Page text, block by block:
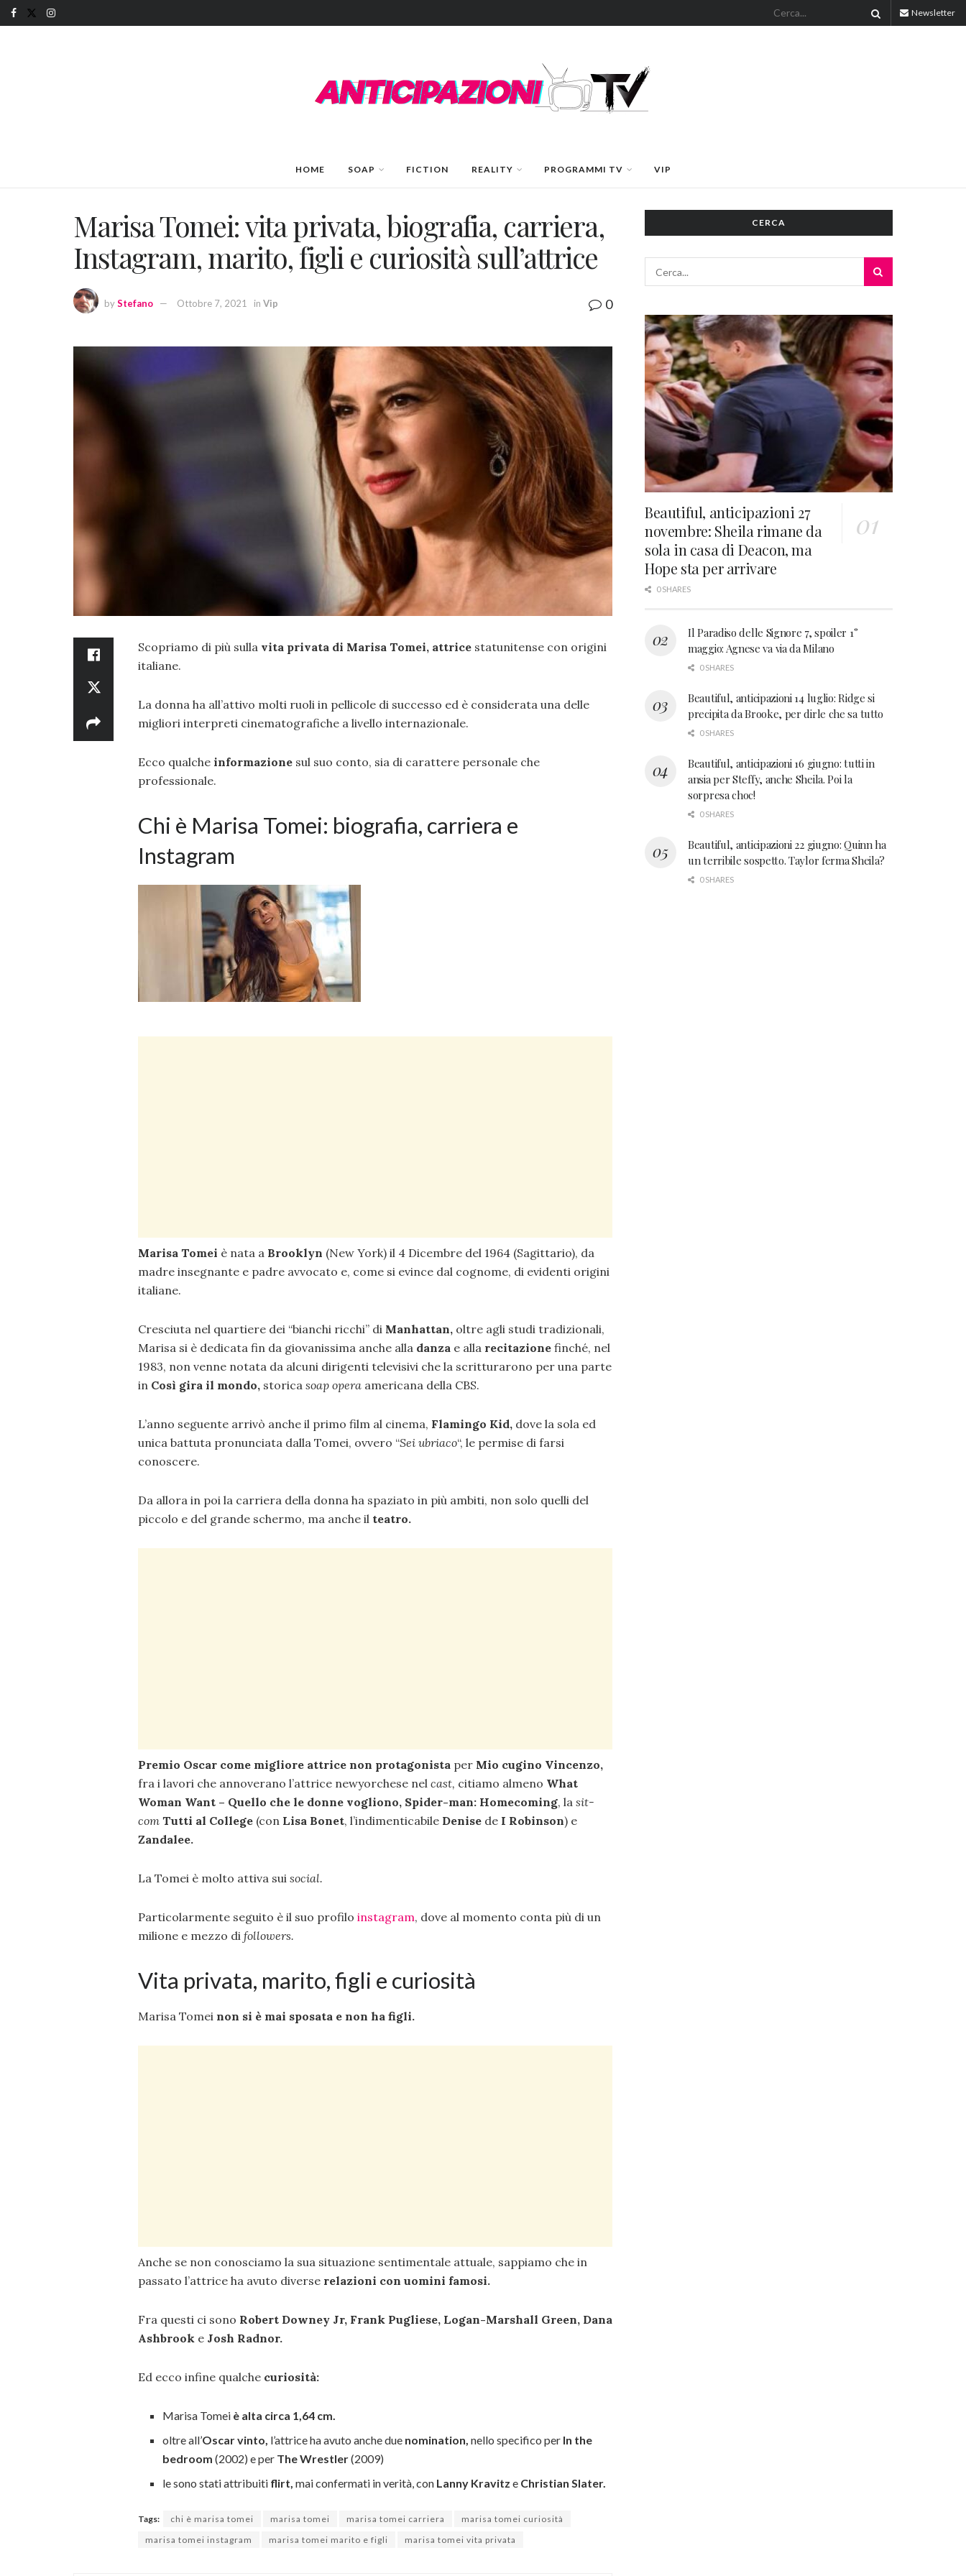
Newsletter
HOME SOAP FICTION REALITY PROGRAMMI TV VIP
Marisa Tomei: vita privata, biografia, carriera,
Instagram, marito, figli e curiosità sull’attrice
byStefano Ottobre 7, 2021 in Vip 0
Scopriamo di più sulla vita privata di Marisa Tomei, attrice statunitense con origini
italiane.
La donna ha all’attivo molti ruoli in pellicole di successo ed è considerata una delle
migliori interpreti cinematografiche a livello internazionale.
Ecco qualche informazione sul suo conto, sia di carattere personale che
professionale.
Chi è Marisa Tomei: biografia, carriera e
Instagram
Marisa Tomei è nata a Brooklyn (New York) il 4 Dicembre del 1964 (Sagittario), da
madre insegnante e padre avvocato e, come si evince dal cognome, di evidenti origini
italiane.
Cresciuta nel quartiere dei “bianchi ricchi” di Manhattan, oltre agli studi tradizionali,
Marisa si è dedicata fin da giovanissima anche alla danza e alla recitazione finché, nel
1983, non venne notata da alcuni dirigenti televisivi che la scritturarono per una parte
in Così gira il mondo, storica soap opera americana della CBS.
L’anno seguente arrivò anche il primo film al cinema, Flamingo Kid, dove la sola ed
unica battuta pronunciata dalla Tomei, ovvero “Sei ubriaco“, le permise di farsi
conoscere.
Da allora in poi la carriera della donna ha spaziato in più ambiti, non solo quelli del
piccolo e del grande schermo, ma anche il teatro.
Premio Oscar come migliore attrice non protagonista per Mio cugino Vincenzo,
fra i lavori che annoverano l’attrice newyorchese nel cast, citiamo almeno What
Woman Want – Quello che le donne vogliono, Spider-man: Homecoming, la sit-
com Tutti al College (con Lisa Bonet, l’indimenticabile Denise de I Robinson) e
Zandalee.
La Tomei è molto attiva sui social.
Particolarmente seguito è il suo profilo instagram, dove al momento conta più di un
milione e mezzo di followers.
Vita privata, marito, figli e curiosità
Marisa Tomei non si è mai sposata e non ha figli.
Anche se non conosciamo la sua situazione sentimentale attuale, sappiamo che in
passato l’attrice ha avuto diverse relazioni con uomini famosi.
Fra questi ci sono Robert Downey Jr, Frank Pugliese, Logan-Marshall Green, Dana
Ashbrook e Josh Radnor.
Ed ecco infine qualche curiosità:
Marisa Tomei è alta circa 1,64 cm.
oltre all’Oscar vinto, l’attrice ha avuto anche due nomination, nello specifico per In the
bedroom (2002) e per The Wrestler(2009)
le sono stati attribuiti flirt, mai confermati in verità, con Lanny Kravitz e Christian Slater.
Tags: chi è marisa tomei marisa tomei marisa tomei carriera
marisa tomei curiosità
marisa tomei instagram
marisa tomei marito e figli marisa tomei vita privata
CERCA
Beautiful, anticipazioni 27
novembre: Sheila rimane da
sola in casa di Deacon, ma
Hope sta per arrivare
0 SHARES
Il Paradiso delle Signore 7, spoiler 1°
maggio: Agnese va via da Milano
0 SHARES
Beautiful, anticipazioni 14 luglio: Ridge si
precipita da Brooke, per dirle che sa tutto
0 SHARES
Beautiful, anticipazioni 16 giugno: tutti in
ansia per Steffy, anche Sheila. Poi la
sorpresa choc!
0 SHARES
Beautiful, anticipazioni 22 giugno: Quinn ha
un terribile sospetto. Taylor ferma Sheila?
0 SHARES